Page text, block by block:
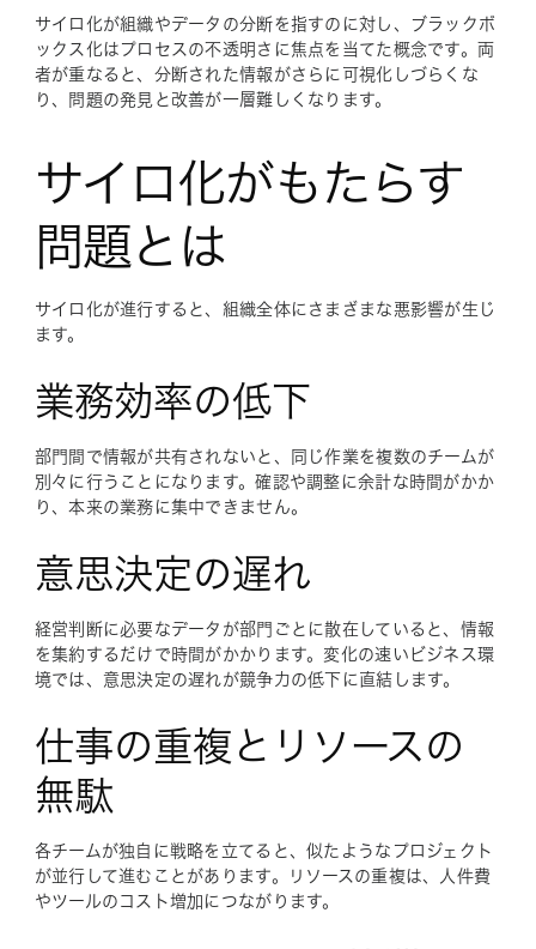
サイロ化が組織やデータの分断を指すのに対し、ブラックボ
ックス化はプロセスの不透明さに焦点を当てた概念です。両
者が重なると、分断された情報がさらに可視化しづらくな
り、問題の発見と改善が一層難しくなります。
サイロ化がもたらす
問題とは
サイロ化が進行すると、組織全体にさまざまな悪影響が生じ
ます。
業務効率の低下
部門間で情報が共有されないと、同じ作業を複数のチームが
別々に行うことになります。確認や調整に余計な時間がかか
り、本来の業務に集中できません。
意思決定の遅れ
経営判断に必要なデータが部門ごとに散在していると、情報
を集約するだけで時間がかかります。変化の速いビジネス環
境では、意思決定の遅れが競争力の低下に直結します。
仕事の重複とリソースの
無駄
各チームが独自に戦略を立てると、似たようなプロジェクト
が並行して進むことがあります。リソースの重複は、人件費
やツールのコスト増加につながります。